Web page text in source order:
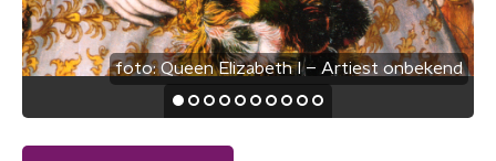
foto:Queen Elizabeth I – Artiest onbekend